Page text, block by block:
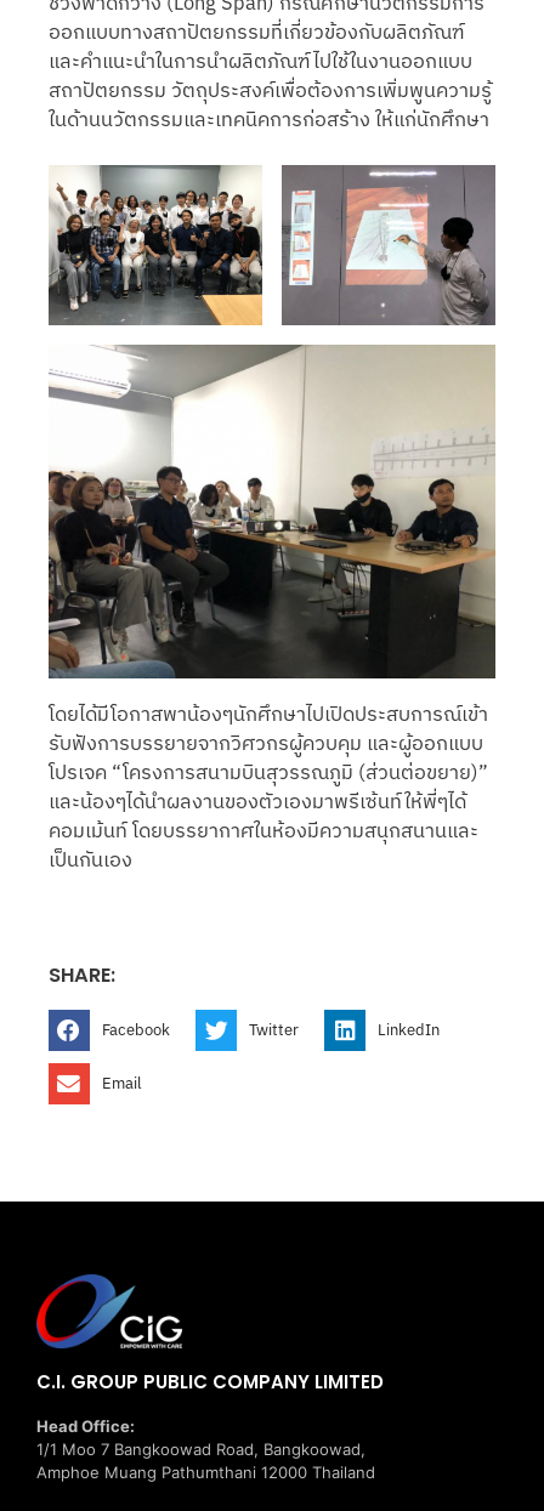
ออกแบบทางสถาปัตยกรรมที่เกี่ยวข้องกับผลิตภัณฑ์
และคำแนะนำในการนำผลิตภัณฑ์ไปใช้ในงานออกแบบ
สถาปัตยกรรม วัตถุประสงค์เพื่อต้องการเพิ่มพูนความรู้
ในด้านนวัตกรรมและเทคนิคการก่อสร้าง ให้แก่นักศึกษา
โดยได้มีโอกาสพาน้องๆนักศึกษาไปเปิดประสบการณ์เข้า
รับฟังการบรรยายจากวิศวกรผู้ควบคุม และผู้ออกแบบ
โปรเจค “โครงการสนามบินสุวรรณภูมิ (ส่วนต่อขยาย)”
และน้องๆได้นำผลงานของตัวเองมาพรีเซ้นท์ให้พี่ๆได้
คอมเม้นท์ โดยบรรยากาศในห้องมีความสนุกสนานและ
เป็นกันเอง
SHARE:
Facebook Twitter LinkedIn
Email
C.I. GROUP PUBLIC COMPANY LIMITED
Head Office:
1/1 Moo 7 Bangkoowad Road, Bangkoowad,
Amphoe Muang Pathumthani 12000 Thailand